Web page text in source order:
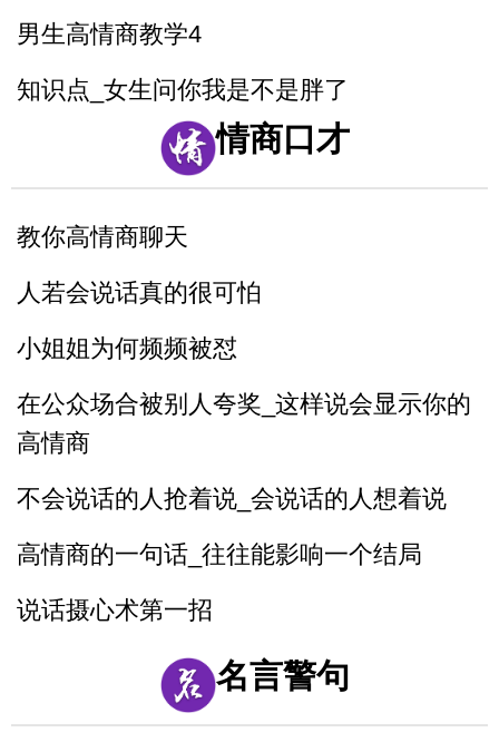
男生高情商教学4
知识点_女生问你我是不是胖了
当你喜欢一个女生_不知道怎么表白_这样
说提高成功率
情侣之间说这句话永远不分手
情商口才
教你高情商聊天
人若会说话真的很可怕
小姐姐为何频频被怼
在公众场合被别人夸奖_这样说会显示你的
高情商
不会说话的人抢着说_会说话的人想着说
高情商的一句话_往往能影响一个结局
说话摄心术第一招
一个脏字不说_如何回怼别人
一开口说话让别人喜欢你
名言警句